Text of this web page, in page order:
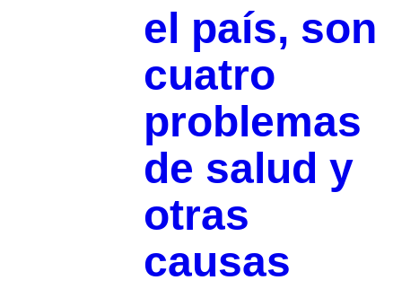
el país, son
cuatro
problemas
de salud y
otras
causas